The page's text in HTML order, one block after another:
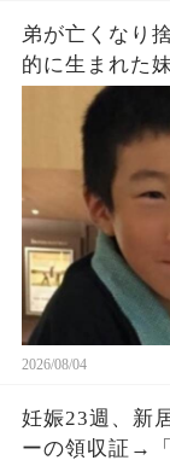
弟が亡くなり
的に生まれた
っと会いた
る弟嫁に天罰
2026/08/04
妊娠23週、新
ーの領収証→